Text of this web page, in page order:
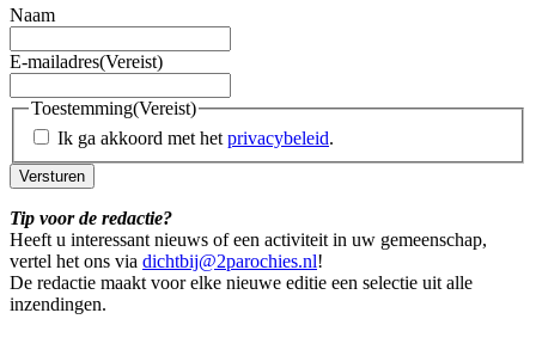
Naam
E-mailadres(Vereist)
Toestemming(Vereist)
Ik ga akkoord met hetprivacybeleid.
Versturen
Tip voor de redactie?
Heeft u interessant nieuws of een activiteit in uw gemeenschap,
vertel het ons via dichtbij@2parochies.nl!
De redactie maakt voor elke nieuwe editie een selectie uit alle
inzendingen.